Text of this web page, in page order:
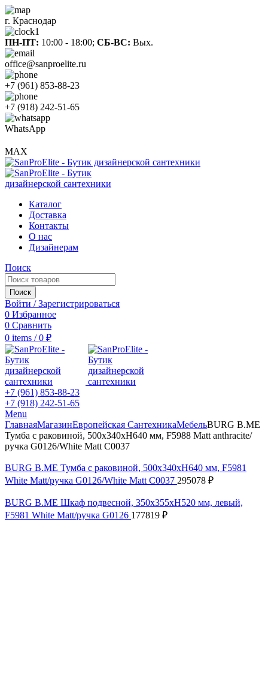
г. Краснодар
ПН-ПТ: 10:00 - 18:00; СБ-ВС: Вых.
office@sanproelite.ru
+7 (961) 853-88-23
+7 (918) 242-51-65
WhatsApp
MAX
Каталог
Доставка
Контакты
О нас
Дизайнерам
Поиск
Поиск
Войти / Зарегистрироваться
0 Избранное
0 Сравнить
0 items / 0 ₽
+7 (961) 853-88-23
+7 (918) 242-51-65
Menu
ГлавнаяМагазинЕвропейская СантехникаМебельBURG B.ME
Тумба с раковиной, 500х340хН640 мм, F5988 Matt anthracite/
ручка G0126/White Matt C0037
BURG B.ME Тумба с раковиной, 500х340хН640 мм, F5981
White Matt/ручка G0126/White Matt C0037 295078 ₽
BURG B.ME Шкаф подвесной, 350х355хH520 мм, левый,
F5981 White Matt/ручка G0126 177819 ₽